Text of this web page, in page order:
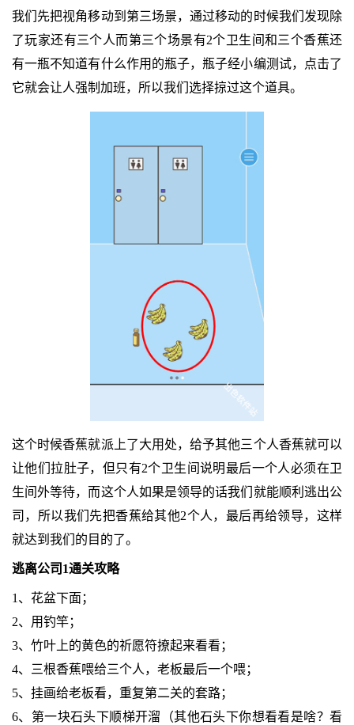
我们先把视角移动到第三场景，通过移动的时候我们发现除
了玩家还有三个人而第三个场景有2个卫生间和三个香蕉还
有一瓶不知道有什么作用的瓶子，瓶子经小编测试，点击了
它就会让人强制加班，所以我们选择掠过这个道具。
这个时候香蕉就派上了大用处，给予其他三个人香蕉就可以
让他们拉肚子，但只有2个卫生间说明最后一个人必须在卫
生间外等待，而这个人如果是领导的话我们就能顺利逃出公
司，所以我们先把香蕉给其他2个人，最后再给领导，这样
就达到我们的目的了。
逃离公司1通关攻略
1、花盆下面；
2、用钓竿；
3、竹叶上的黄色的祈愿符撩起来看看；
4、三根香蕉喂给三个人，老板最后一个喂；
5、挂画给老板看，重复第二关的套路；
6、第一块石头下顺梯开溜（其他石头下你想看看是啥？看